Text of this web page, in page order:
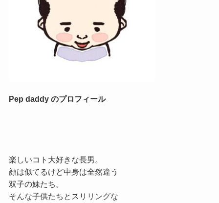
Pep daddy のプロフィール
楽しいコト大好きな長男。
顔は似てるけど中身は全然違う
双子の妹たち。
そんな子供たちとスリリングな